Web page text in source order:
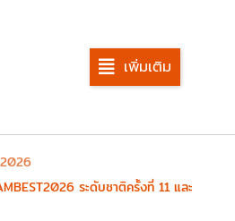
เพิ่มเติม
ระดับชาติครั้งที่ 11 และ